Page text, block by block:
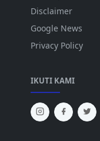
Disclaimer
Google News
Privacy Policy
IKUTI KAMI